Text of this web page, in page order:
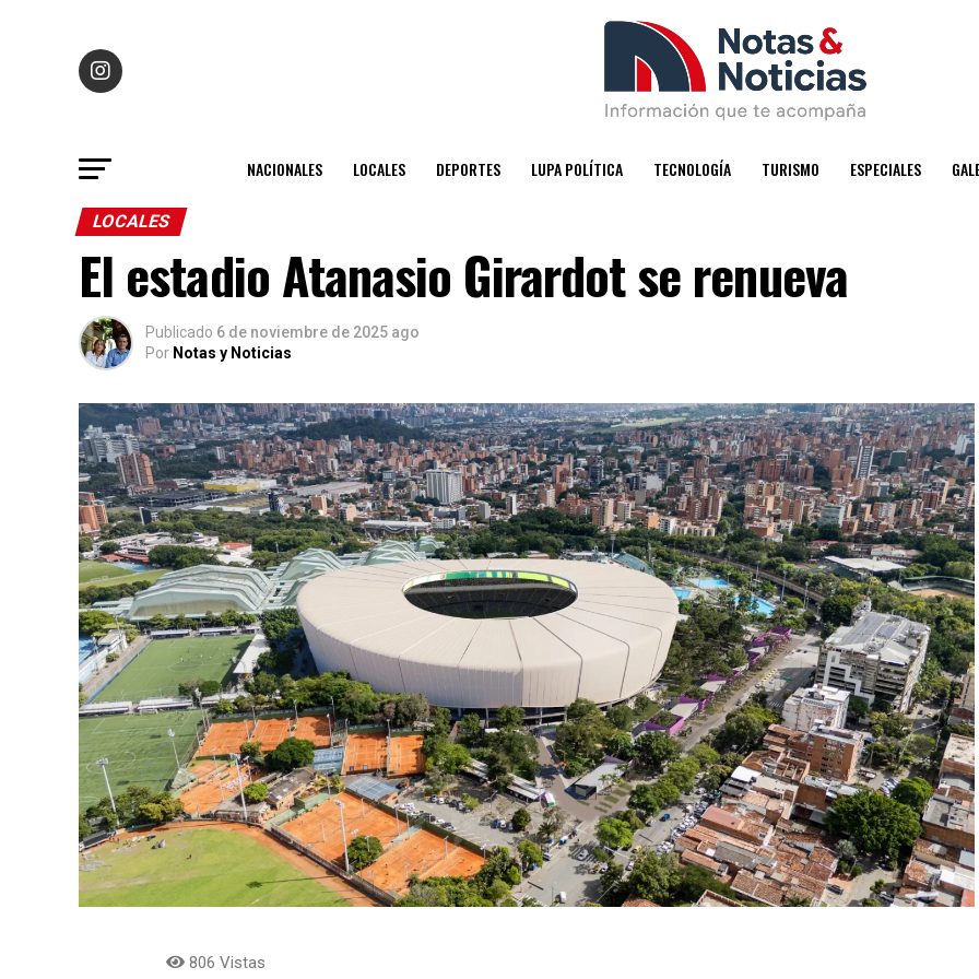
NACIONALES LOCALES DEPORTES LUPA POLÍTICA TECNOLOGÍA TURISMO ESPECIALES
LOCALES
El estadio Atanasio Girardot se renueva
Publicado 6 de noviembre de 2025 ago
Por Notas y Noticias
806 Vistas